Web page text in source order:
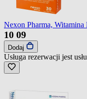
Nexon Pharma, Witamina
10 09
Dodaj
Usługa rezerwacji jest